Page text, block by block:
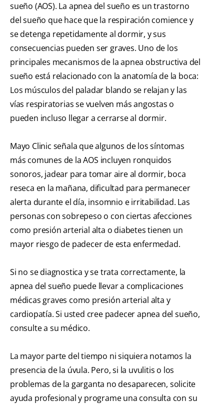
sueño (AOS). La apnea del sueño es un trastorno
del sueño que hace que la respiración comience y
se detenga repetidamente al dormir, y sus
consecuencias pueden ser graves. Uno de los
principales mecanismos de la apnea obstructiva del
sueño está relacionado con la anatomía de la boca:
Los músculos del paladar blando se relajan y las
vías respiratorias se vuelven más angostas o
pueden incluso llegar a cerrarse al dormir.
Mayo Clinic señala que algunos de los síntomas
más comunes de la AOS incluyen ronquidos
sonoros, jadear para tomar aire al dormir, boca
reseca en la mañana, dificultad para permanecer
alerta durante el día, insomnio e irritabilidad. Las
personas con sobrepeso o con ciertas afecciones
como presión arterial alta o diabetes tienen un
mayor riesgo de padecer de esta enfermedad.
Si no se diagnostica y se trata correctamente, la
apnea del sueño puede llevar a complicaciones
médicas graves como presión arterial alta y
cardiopatía. Si usted cree padecer apnea del sueño,
consulte a su médico.
La mayor parte del tiempo ni siquiera notamos la
presencia de la úvula. Pero, si la uvulitis o los
problemas de la garganta no desaparecen, solicite
ayuda profesional y programe una consulta con su